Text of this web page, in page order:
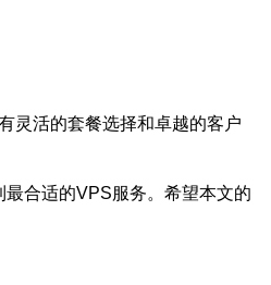
灵活的套餐选择和卓越的客户
合适的VPS服务。希望本文的